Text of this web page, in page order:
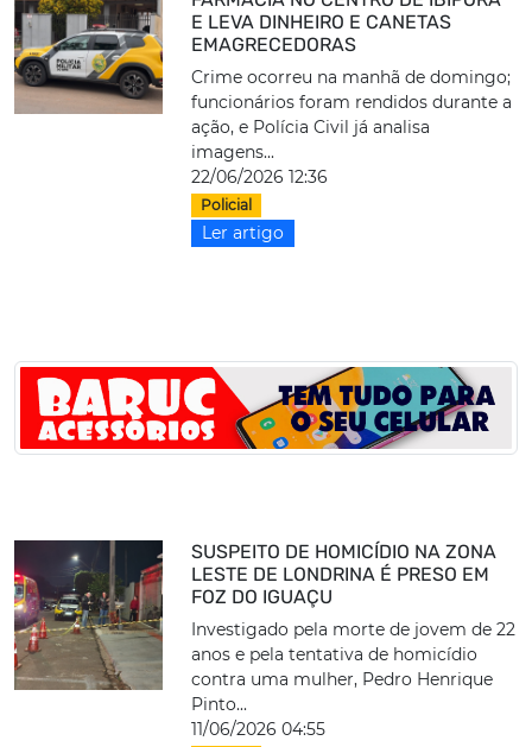
E LEVA DINHEIRO E CANETAS
EMAGRECEDORAS
Crime ocorreu na manhã de domingo;
funcionários foram rendidos durante a
ação, e Polícia Civil já analisa
imagens...
22/06/2026 12:36
Policial
Ler artigo
SUSPEITO DE HOMICÍDIO NA ZONA
LESTE DE LONDRINA É PRESO EM
FOZ DO IGUAÇU
Investigado pela morte de jovem de 22
anos e pela tentativa de homicídio
contra uma mulher, Pedro Henrique
Pinto...
11/06/2026 04:55